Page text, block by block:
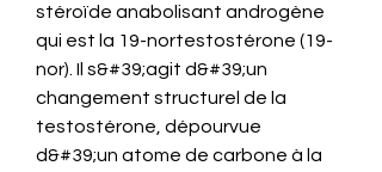
stéroïde anabolisant androgène
qui est la 19-nortestostérone (19-
nor). Il s&#39;agit d&#39;un
changement structurel de la
testostérone, dépourvue
d&#39;un atome de carbone à la